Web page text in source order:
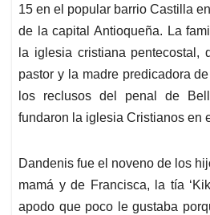
15 en el popular barrio Castilla
de la capital Antioqueña. La
la iglesia cristiana
pastor y la madre predicadora
los reclusos del penal de
fundaron la iglesia Cristianos en
Dandenis fue el noveno de los
mamá y de Francisca, la tía
apodo que poco le gustaba